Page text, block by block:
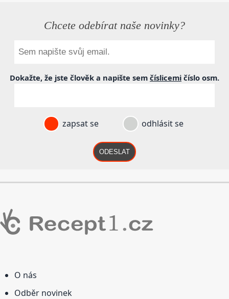
Chcete odebírat naše novinky?
Dokažte, že jste člověk a napište sem číslicemi číslo osm.
zapsat se odhlásit se
ODESLAT
O nás
Odběr novinek